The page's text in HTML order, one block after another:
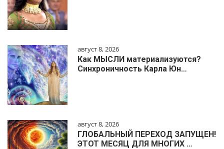
август 8, 2026
Как МЫСЛИ материализуются?
Синхроничность Карла Юн…
август 8, 2026
ГЛОБАЛЬНЫЙ ПЕРЕХОД ЗАПУЩЕН!
ЭТОТ МЕСЯЦ ДЛЯ МНОГИХ …